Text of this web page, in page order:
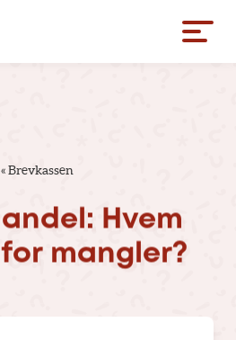
«Brevkassen
andel: Hvem
for mangler?